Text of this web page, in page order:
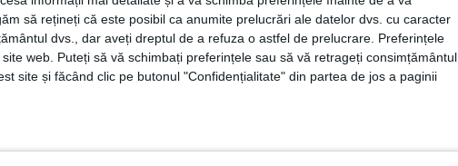
să rețineți că este posibil ca anumite prelucrări ale datelor dvs. cu caracter
dvs., dar aveți dreptul de a refuza o astfel de prelucrare. Preferințele
web. Puteți să vă schimbați preferințele sau să vă retrageți consimțământul
site și făcând clic pe butonul "Confidențialitate" din partea de jos a paginii